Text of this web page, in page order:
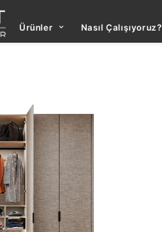
Ürünler Nasıl Çalışıyoruz?